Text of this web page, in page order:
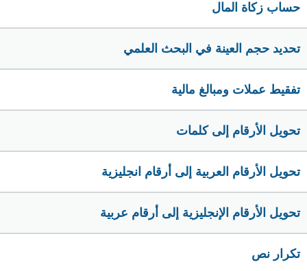
حساب زكاة المال
تحديد حجم العينة في البحث العلمي
تفقيط عملات ومبالغ مالية
تحويل الأرقام إلى كلمات
تحويل الأرقام العربية إلى أرقام انجليزية
تحويل الأرقام الإنجليزية إلى أرقام عربية
تكرار نص